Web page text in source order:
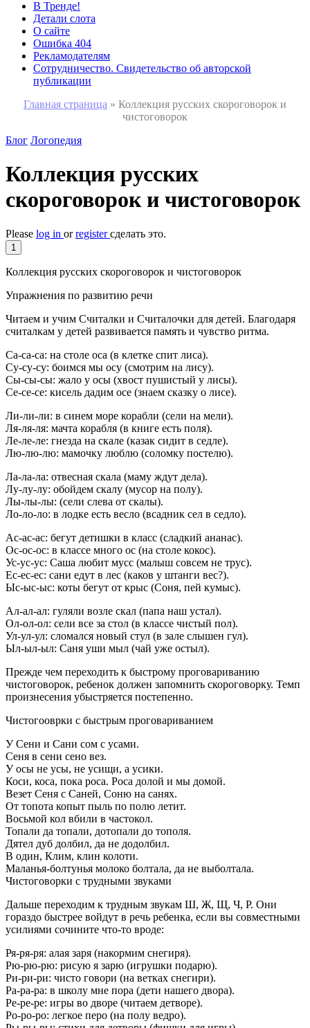
В Тренде!
Детали слота
О сайте
Ошибка 404
Рекламодателям
Сотрудничество. Свидетельство об авторской
публикации
Главная страница » Коллекция русских скороговорок и
чистоговорок
Блог Логопедия
Коллекция русских
скороговорок и чистоговорок
Please log in orregisterсделать это.
1
Коллекция русских скороговорок и чистоговорок
Упражнения по развитию речи
Читаем и учим Считалки и Считалочки для детей. Благодаря
считалкам у детей развивается память и чувство ритма.
Са-са-са: на столе оса (в клетке спит лиса).
Су-су-су: боимся мы осу (смотрим на лису).
Сы-сы-сы: жало у осы (хвост пушистый у лисы).
Се-се-се: кисель дадим осе (знаем сказку о лисе).
Ли-ли-ли: в синем море корабли (сели на мели).
Ля-ля-ля: мачта корабля (в книге есть поля).
Ле-ле-ле: гнезда на скале (казак сидит в седле).
Лю-лю-лю: мамочку люблю (соломку постелю).
Ла-ла-ла: отвесная скала (маму ждут дела).
Лу-лу-лу: обойдем скалу (мусор на полу).
Лы-лы-лы: (сели слева от скалы).
Ло-ло-ло: в лодке есть весло (всадник сел в седло).
Ас-ас-ас: бегут детишки в класс (сладкий ананас).
Ос-ос-ос: в классе много ос (на столе кокос).
Ус-ус-ус: Саша любит мусс (малыш совсем не трус).
Ес-ес-ес: сани едут в лес (каков у штанги вес?).
Ыс-ыс-ыс: коты бегут от крыс (Соня, пей кумыс).
Ал-ал-ал: гуляли возле скал (папа наш устал).
Ол-ол-ол: сели все за стол (в классе чистый пол).
Ул-ул-ул: сломался новый стул (в зале слышен гул).
Ыл-ыл-ыл: Саня уши мыл (чай уже остыл).
Прежде чем переходить к быстрому проговариванию
чистоговорок, ребенок должен запомнить скороговорку. Темп
произнесения убыстряется постепенно.
Чистогооврки с быстрым проговариванием
У Сени и Сани сом с усами.
Сеня в сени сено вез.
У осы не усы, не усищи, а усики.
Коси, коса, пока роса. Роса долой и мы домой.
Везет Сеня с Саней, Соню на санях.
От топота копыт пыль по полю летит.
Восьмой кол вбили в частокол.
Топали да топали, дотопали до тополя.
Дятел дуб долбил, да не додолбил.
В один, Клим, клин колоти.
Маланья-болтунья молоко болтала, да не выболтала.
Чистоговорки с трудными звуками
Дальше переходим к трудным звукам Ш, Ж, Щ, Ч, Р. Они
гораздо быстрее войдут в речь ребенка, если вы совместными
усилиями сочините что-то вроде:
Ря-ря-ря: алая заря (накормим снегиря).
Рю-рю-рю: рисую я зарю (игрушки подарю).
Ри-ри-ри: чисто говори (на ветках снегири).
Ра-ра-ра: в школу мне пора (дети нашего двора).
Ре-ре-ре: игры во дворе (читаем детворе).
Ро-ро-ро: легкое перо (на полу ведро).